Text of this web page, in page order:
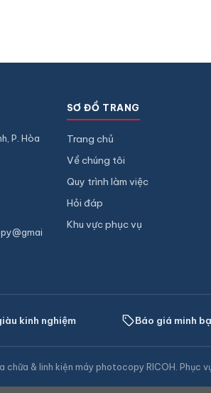
P. Hòa
SƠ ĐỒ TRANG
Trang chủ
Về chúng tôi
Quy trình làm việc
Hỏi đáp
Khu vực phục vụ
kinh nghiệm Báo giá minh
& linh kiện máy photocopy RICOH. Phục